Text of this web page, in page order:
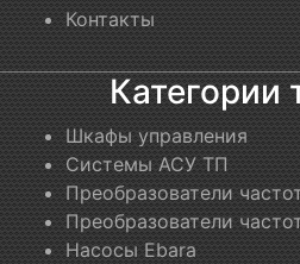
Контакты
Категории
Шкафы управления
Системы АСУ ТП
Преобразователи
Преобразователи
Насосы Ebara